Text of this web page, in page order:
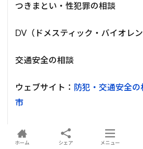
つきまとい・性犯罪の相談
DV（ドメスティック・バイオレ
交通安全の相談
ウェブサイト： 防犯・交通安全の
市
これらの情報を参考に、状況に
関へ連絡してください。
ホーム シェア メニュー